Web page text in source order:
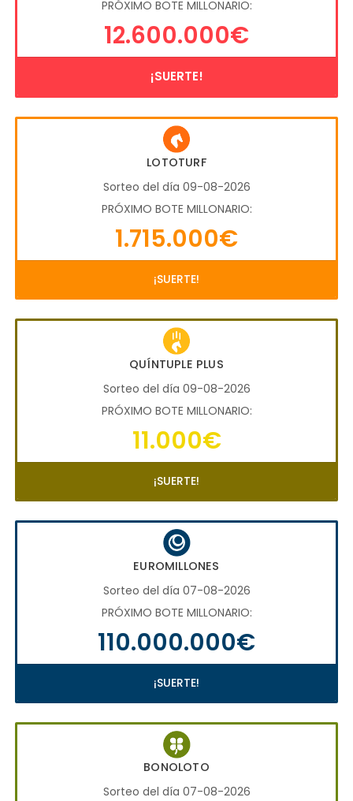
PRÓXIMO BOTE MILLONARIO:
12.600.000€
¡SUERTE!
LOTOTURF
Sorteo del día 09-08-2026
PRÓXIMO BOTE MILLONARIO:
1.715.000€
¡SUERTE!
QUÍNTUPLE PLUS
Sorteo del día 09-08-2026
PRÓXIMO BOTE MILLONARIO:
11.000€
¡SUERTE!
EUROMILLONES
Sorteo del día 07-08-2026
PRÓXIMO BOTE MILLONARIO:
110.000.000€
¡SUERTE!
BONOLOTO
Sorteo del día 07-08-2026